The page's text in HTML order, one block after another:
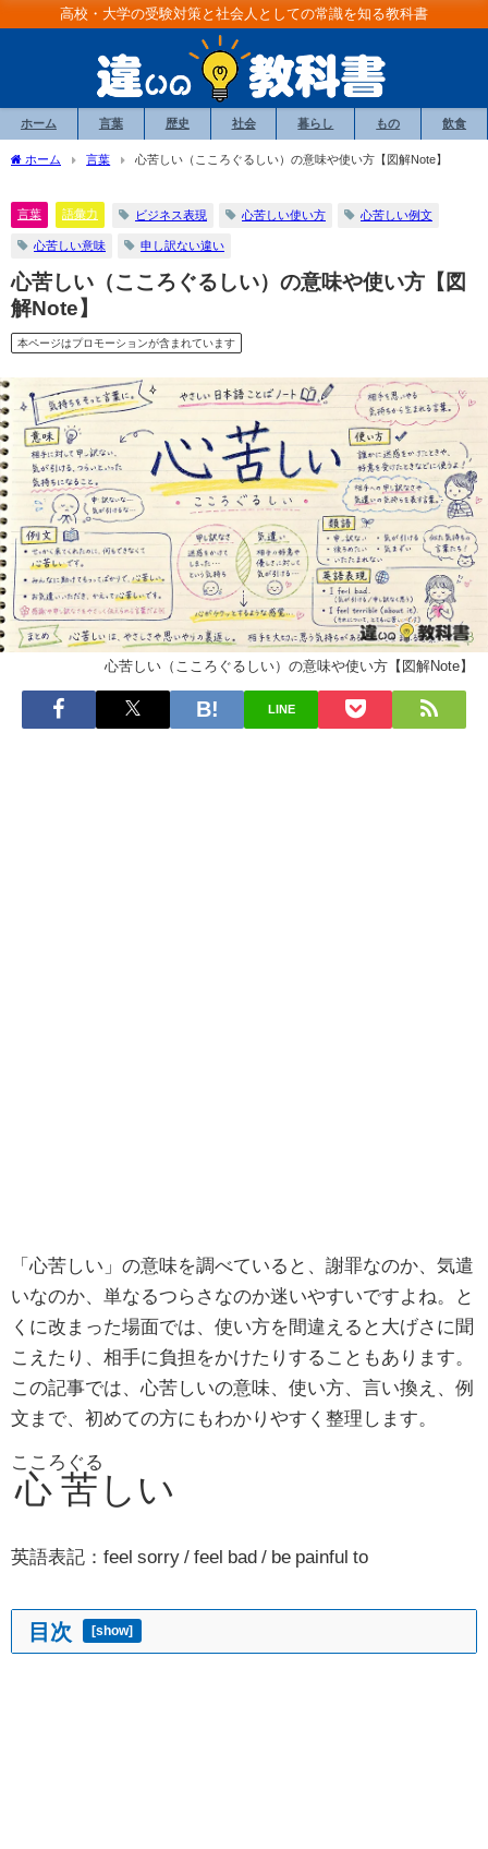
高校・大学の受験対策と社会人としての常識を知る教科書
ホーム 言葉 歴史 社会 暮らし もの 飲食
ホーム 言葉 心苦しい（こころぐるしい）の意味や使い方【図解Note】
言葉 語彙力 ビジネス表現 心苦しい使い方 心苦しい例文
心苦しい意味 申し訳ない違い
心苦しい（こころぐるしい）の意味や使い方【図
解Note】
本ページはプロモーションが含まれています
心苦しい（こころぐるしい）の意味や使い方【図解Note】
LINE
「心苦しい」の意味を調べていると、謝罪なのか、気遣
いなのか、単なるつらさなのか迷いやすいですよね。と
くに改まった場面では、使い方を間違えると大げさに聞
こえたり、相手に負担をかけたりすることもあります。
この記事では、心苦しいの意味、使い方、言い換え、例
文まで、初めての方にもわかりやすく整理します。
心苦
こころぐる
しい
英語表記：feel sorry / feel bad / be painful to
目次 [show]